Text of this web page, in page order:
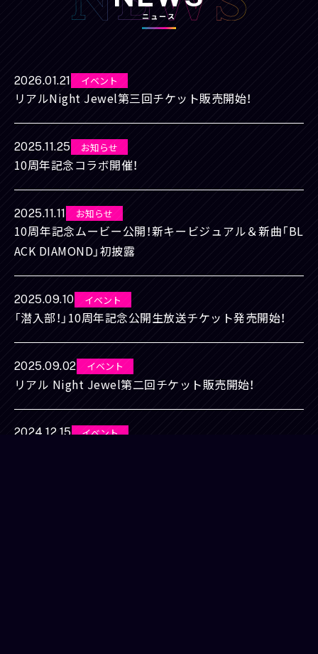
ニュース
2026.01.21 イベント
リアルNight Jewel第三回チケット販売開始！
2025.11.25 お知らせ
10周年記念コラボ開催！
2025.11.11 お知らせ
10周年記念ムービー公開！新キービジュアル＆新曲「BL
ACK DIAMOND」初披露
2025.09.10 イベント
「潜入部！」10周年記念公開生放送チケット発売開始！
2025.09.02 イベント
リアル Night Jewel第二回チケット販売開始！
2024.12.15 イベント